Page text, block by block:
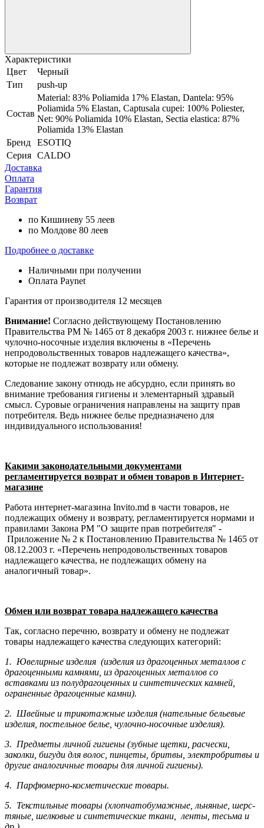
Характеристики
Цвет
Черный
Тип
push-up
Состав
Material: 83% Poliamida 17% Elastan, Dantela: 95%
Poliamida 5% Elastan, Captusala cupei: 100% Poliester,
Net: 90% Poliamida 10% Elastan, Sectia elastica: 87%
Poliamida 13% Elastan
Бренд
ESOTIQ
Серия CALDO
Доставка
Оплата
Гарантия
Возврат
по Кишиневу 55 леев
по Молдове 80 леев
Подробнее о доставке
Наличными при получении
Оплата Paynet
Гарантия от производителя 12 месяцев
Внимание! Согласно действующему Постановлению
Правительства РМ № 1465 от 8 декабря 2003 г. нижнее белье и
чулочно-носочные изделия включены в «Перечень
непродовольственных товаров надлежащего качества»,
которые не подлежат возврату или обмену.
Следование закону отнюдь не абсурдно, если принять во
внимание требования гигиены и элементарный здравый
смысл. Суровые ограничения направлены на защиту прав
потребителя. Ведь нижнее белье предназначено для
индивидуального использования!
Какими законодательными документами
регламентируется возврат и обмен товаров в Интернет-
магазине
Работа интернет-магазина Invito.md в части товаров, не
подлежащих обмену и возврату, регламентируется нормами и
правилами Закона РМ "О защите прав потребителя" -
Приложение № 2 к Постановлению Правительства № 1465 от
08.12.2003 г. «Перечень непродовольственных товаров
надлежащего качества, не подлежащих обмену на
аналогичный товар».
Обмен или возврат товара надлежащего качества
Так, согласно перечню, возврату и обмену не подлежат
товары надлежащего качества следующих категорий:
1. Ювелирные изделия (изделия из драгоценных металлов с
драгоценными камнями, из драгоценных металлов со
вставками из полудрагоценных и синте­тических камней,
ограненные драгоценные камни).
2. Швейные и трикотажные изделия (нательные бельевые
изделия, постельное белье, чулочно-носочные изделия).
3. Предметы личной гигиены (зубные щетки, расчески,
заколки, бигуди для волос, пинцеты, бритвы, электробритвы и
другие аналогичные товары для личной гигиены).
4. Парфюмерно-косметические товары.
5. Текстильные товары (хлопчатобумажные, льняные, шерс­
тя­ные, шелковые и синтетические ткани, ленты, тесьма и